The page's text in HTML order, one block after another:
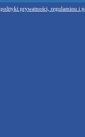
polityki prywatności, regulaminu i